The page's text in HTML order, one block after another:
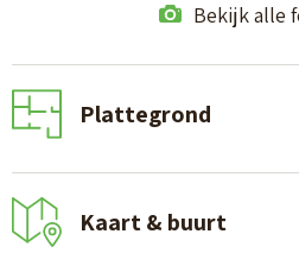
Bekijk alle
Plattegrond
Kaart & buurt